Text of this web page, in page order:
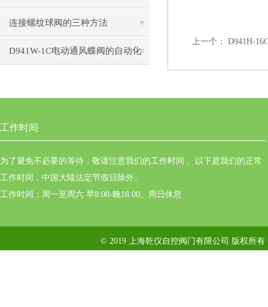
解析
连接螺纹球阀的三种方法
D941W-1C电动通风蝶阀的自动化
上一个： D941H-
工作时间
为了避免不必要的等待，敬请注意我们的工作时间 。以下是我们的正常
工作时间，中国大陆法定节假日除外。
工作时间：周一至周六 早8:00-晚18:00。周日休息
© 2019 上海乾仪自控阀门有限公司 版权所有